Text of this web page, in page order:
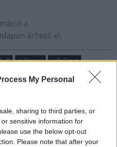
My Personal
sharing to third parties, or
sensitive information for
use the below opt-out
Please note that after your
a
érhető el.
múzeum művészet